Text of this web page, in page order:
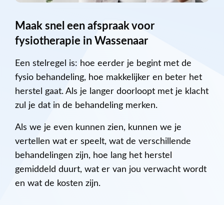
Maak snel een afspraak voor
fysiotherapie in Wassenaar
Een stelregel is: hoe eerder je begint met de
fysio behandeling, hoe makkelijker en beter het
herstel gaat. Als je langer doorloopt met je klacht
zul je dat in de behandeling merken.
Als we je even kunnen zien, kunnen we je
vertellen wat er speelt, wat de verschillende
behandelingen zijn, hoe lang het herstel
gemiddeld duurt, wat er van jou verwacht wordt
en wat de kosten zijn.